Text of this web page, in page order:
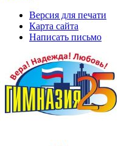
Версия для печати
Карта сайта
Написать письмо